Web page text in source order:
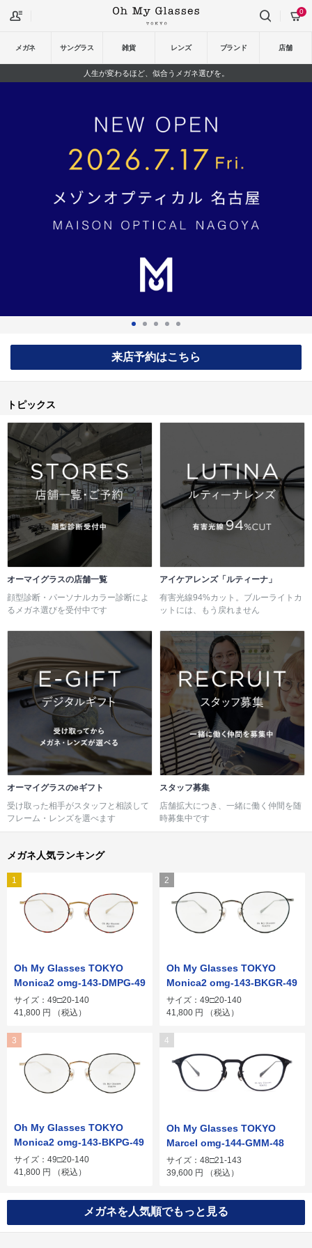
メガネ サングラス 雑貨 レンズ ブランド 店舗
0
人生が変わるほど、似合うメガネ選びを。
来店予約はこちら
トピックス
オーマイグラスの店舗一覧
顔型診断・パーソナルカラー診断によ
るメガネ選びを受付中です
アイケアレンズ「ルティーナ」
有害光線94%カット。ブルーライトカ
ットには、もう戻れません
オーマイグラスのeギフト
受け取った相手がスタッフと相談して
フレーム・レンズを選べます
スタッフ募集
店舗拡大につき、一緒に働く仲間を随
時募集中です
メガネ人気ランキング
1
Oh My Glasses TOKYO
Monica2 omg-143-DMPG-49
サイズ：49□20-140
41,800 円 （税込）
2
Oh My Glasses TOKYO
Monica2 omg-143-BKGR-49
サイズ：49□20-140
41,800 円 （税込）
3
Oh My Glasses TOKYO
Monica2 omg-143-BKPG-49
サイズ：49□20-140
41,800 円 （税込）
4
Oh My Glasses TOKYO
Marcel omg-144-GMM-48
サイズ：48□21-143
39,600 円 （税込）
メガネを人気順でもっと見る